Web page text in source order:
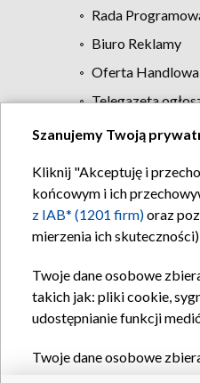
Rada
Biuro Reklamy
Oferta Handlowa
Telegazeta
Szanujemy Twoją
Kliknij "Akceptuję i
końcowym i ich
z IAB* (1201 firm)oraz
mierzenia ich
Twoje dane osobowe
takich jak: pliki cookie,
udostępnianie funkcji
Twoje dane osobowe